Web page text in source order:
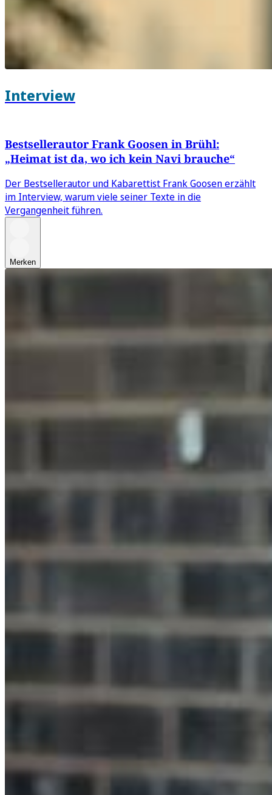
Interview
Bestsellerautor Frank Goosen in Brühl:
„Heimat ist da, wo ich kein Navi brauche“
Der Bestsellerautor und Kabarettist Frank Goosen erzählt
im Interview, warum viele seiner Texte in die
Vergangenheit führen.
Merken